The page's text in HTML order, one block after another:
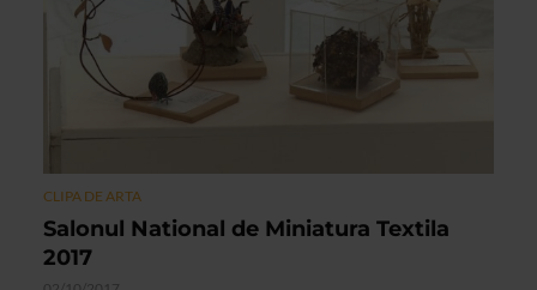
CLIPA DE ARTA
Salonul National de Miniatura Textila
2017